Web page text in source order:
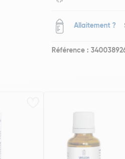
Allaitement ?
Référence :